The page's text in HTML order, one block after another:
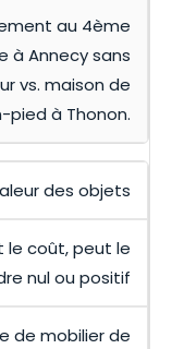
au 4ème
à Annecy sans
vs. maison de
pied à Thonon.
des objets
le coût, peut le
nul ou positif
de mobilier de